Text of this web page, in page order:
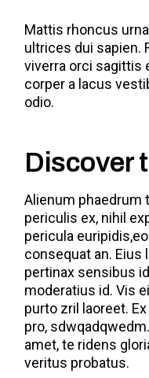
Mattis rhoncus
ultrices dui sapien.
viverra orci sagittis
corper a lacus
odio.
Discover
Alienum phaedrum
periculis ex, nihil
pericula
consequat an. Eius
pertinax sensibus
moderatius id. Vis
purto zril laoreet.
pro,
amet, te ridens
veritus probatus.